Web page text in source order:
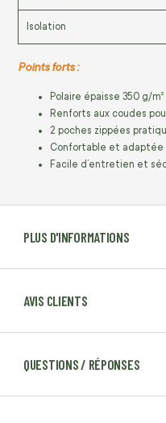
PLUS D'INFORMATIONS
AVIS CLIENTS
QUESTIONS / RÉPONSES
Isolation
Points forts :
Polaire épaisse 350 g/
Renforts aux coudes
2 poches zippées
Confortable et
Facile d’entretien et